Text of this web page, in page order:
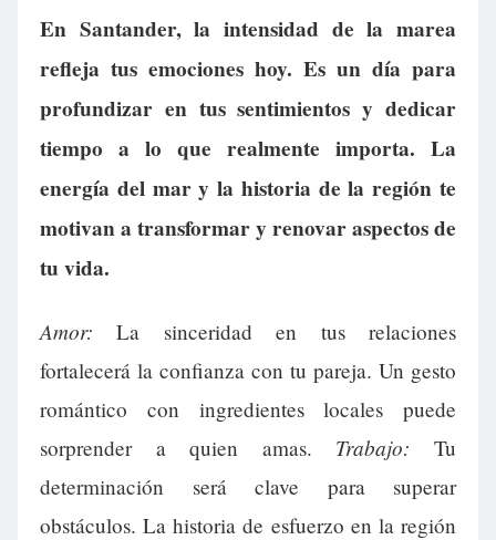
En Santander, la intensidad de la marea
refleja tus emociones hoy. Es un día para
profundizar en tus sentimientos y dedicar
tiempo a lo que realmente importa. La
energía del mar y la historia de la región te
motivan a transformar y renovar aspectos de
tu vida.
Amor: La sinceridad en tus relaciones
fortalecerá la confianza con tu pareja. Un gesto
romántico con ingredientes locales puede
sorprender a quien amas. Trabajo: Tu
determinación será clave para superar
obstáculos. La historia de esfuerzo en la región